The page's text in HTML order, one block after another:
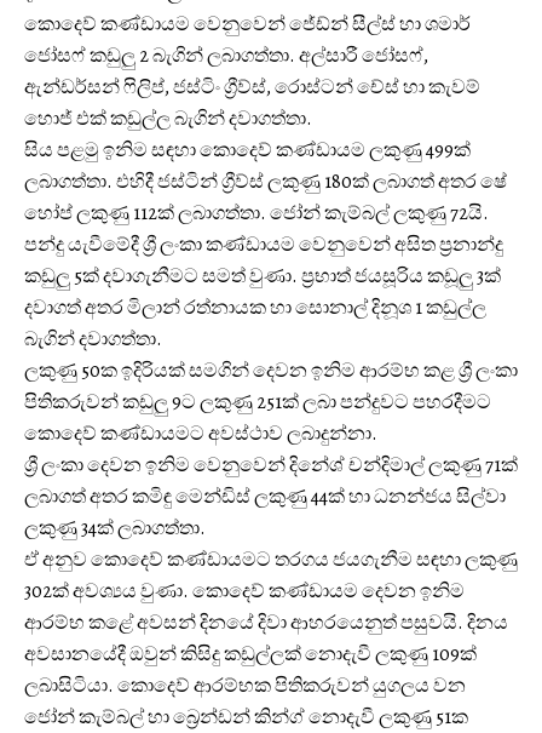
කොදෙව් කණ්ඩායම වෙනුවෙන් ජේඩ්න් සීල්ස් හා ශමාර්
ජෝසෆ් කඩුලු 2 බැගින් ලබාගත්තා. අල්සාරී ජෝසෆ්,
ඇන්ඩර්සන් ෆිලිප්, ජස්ටිං ග්‍රීව්ස්, රොස්ටන් චේස් හා කැවම්
හොජ් එක් කඩුල්ල බැගින් දවාගත්තා.
සිය පළමු ඉනිම සඳහා කොදෙව් කණ්ඩායම ලකුණු 499ක්
ලබාගත්තා. එහිදී ජස්ටින් ග්‍රීව්ස් ලකුණු 180ක් ලබාගත් අතර ෂේ
හෝප් ලකුණු 112ක් ලබාගත්තා. ජෝන් කැම්බල් ලකුණු 72යි.
පන්දු යැවීමේදී ශ්‍රී ලංකා කණ්ඩායම වෙනුවෙන් අසිත ප්‍රනාන්දු
කඩුලු 5ක් දවාගැනීමට සමත් වුණා. ප්‍රභාත් ජයසූරිය කඩූලු 3ක්
දවාගත් අතර මිලාන් රත්නායක හා සොනාල් දිනූශ 1 කඩුල්ල
බැගින් දවාගත්තා.
ලකුණු 50ක ඉදිරියක් සමගින් දෙවන ඉනිම ආරම්භ කළ ශ්‍රී ලංකා
පිතිකරුවන් කඩුලු 9ට ලකුණු 251ක් ලබා පන්දුවට පහරදීමට
කොදෙව් කණ්ඩායමට අවස්ථාව ලබාදුන්නා.
ශ්‍රී ලංකා දෙවන ඉනිම වෙනුවෙන් දිනේශ් චන්දිමාල් ලකුණු 71ක්
ලබාගත් අතර කමිඳු මෙන්ඩිස් ලකුණු 44ක් හා ධනන්ජය සිල්වා
ලකුණු 34ක් ලබාගත්තා.
ඒ අනුව කොදෙව් කණ්ඩායමට තරගය ජයගැනීම සඳහා ලකුණු
302ක් අවශ්‍යය වුණා. කොදෙව් කණ්ඩායම දෙවන ඉනිම
ආරම්භ කළේ අවසන් දිනයේ දිවා ආහරයෙනුත් පසුවයි. දිනය
අවසානයේදී ඔවුන් කිසිදු කඩුල්ලක් නොදැවී ලකුණු 109ක්
ලබාසිටියා. කොදෙව් ආරම්භක පිතිකරුවන් යුගලය වන
ජෝන් කැම්බල් හා බ්‍රෙන්ඩන් කින්ග් නොදැවී ලකුණු 51ක